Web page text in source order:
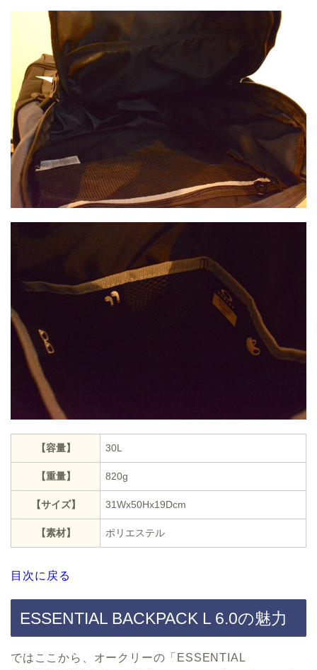
【容量】 30L
【重量】 820g
【サイズ】 31Wx50Hx19Dcm
【素材】 ポリエステル
目次に戻る
ESSENTIAL BACKPACK L 6.0の魅力
ではここから、オークリーの「ESSENTIAL